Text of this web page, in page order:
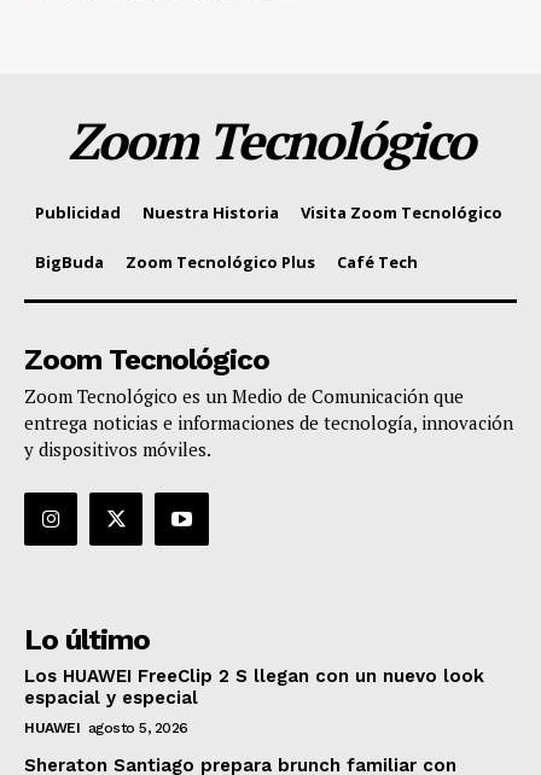
Zoom Tecnológico
Publicidad Nuestra Historia Visita Zoom Tecnológico
BigBuda Zoom Tecnológico Plus Café Tech
Zoom Tecnológico
Zoom Tecnológico es un Medio de Comunicación que
entrega noticias e informaciones de tecnología, innovación
y dispositivos móviles.
Lo último
Los HUAWEI FreeClip 2 S llegan con un nuevo look
espacial y especial
HUAWEI agosto 5, 2026
Sheraton Santiago prepara brunch familiar con